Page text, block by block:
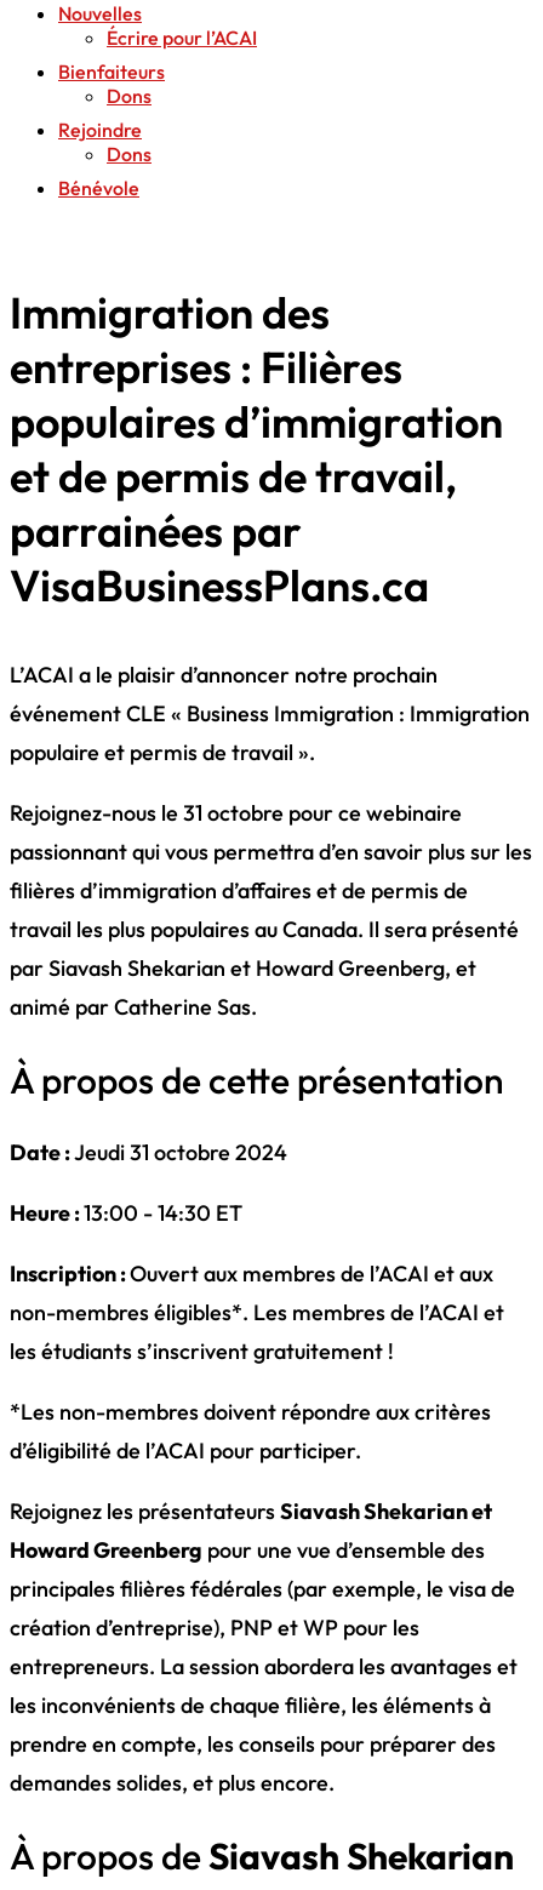
Nouvelles
Écrire pour l’ACAI
Bienfaiteurs
Dons
Rejoindre
Dons
Bénévole
Immigration des
entreprises : Filières
populaires d’immigration
et de permis de travail,
parrainées par
VisaBusinessPlans.ca
L’ACAI a le plaisir d’annoncer notre prochain
événement CLE « Business Immigration : Immigration
populaire et permis de travail ».
Rejoignez-nous le 31 octobre pour ce webinaire
passionnant qui vous permettra d’en savoir plus sur les
filières d’immigration d’affaires et de permis de
travail les plus populaires au Canada. Il sera présenté
par Siavash Shekarian et Howard Greenberg, et
animé par Catherine Sas.
À propos de cette présentation
Date :Jeudi 31 octobre 2024
Heure :13:00 - 14:30 ET
Inscription :Ouvert aux membres de l’ACAI et aux
non-membres éligibles*. Les membres de l’ACAI et
les étudiants s’inscrivent gratuitement !
*Les non-membres doivent répondre aux critères
d’éligibilité de l’ACAI pour participer.
Rejoignez les présentateursSiavash Shekarian et
Howard Greenberg pour une vue d’ensemble des
principales filières fédérales (par exemple, le visa de
création d’entreprise), PNP et WP pour les
entrepreneurs. La session abordera les avantages et
les inconvénients de chaque filière, les éléments à
prendre en compte, les conseils pour préparer des
demandes solides, et plus encore.
À propos deSiavash Shekarian